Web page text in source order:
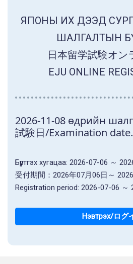
ЯПОНЫ ИХ ДЭЭД
ШАЛГАЛТЫН
日本留学試験オン
EJU ONLINE
2026-11-08 өдрийн
試験日/Examination date.
Бүртгэх хугацаа: 2026-07-06 ～
受付期間：2026年07月06日～
Registration period: 2026-07-06 ～
Нэвтрэх/ログ